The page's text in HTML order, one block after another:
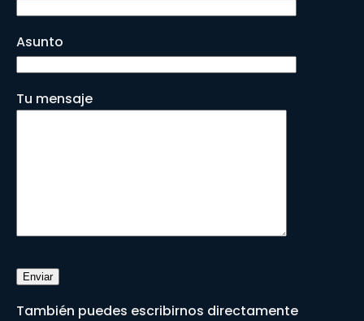
Asunto
Tu mensaje
También puedes escribirnos directamente